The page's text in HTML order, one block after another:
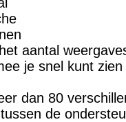
aantal
je snel kunt
dan 80
de